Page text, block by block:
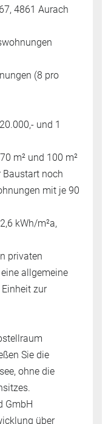
4861 Aurach
(8 pro
und 1
m² und 100 m²
Baustart noch
mit je 90
kWh/m²a,
privaten
allgemeine
zur
Sie die
ohne die
GmbH
über